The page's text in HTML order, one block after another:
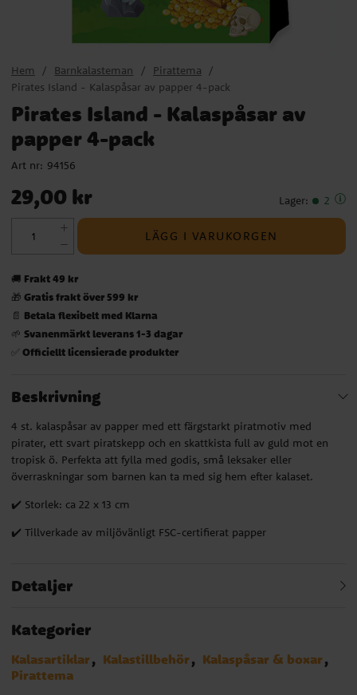
Hem Barnkalasteman
Pirattema
Pirates Island - Kalaspåsar av papper 4-pack
Pirates Island - Kalaspåsar av
papper 4-pack
Art nr: 94156
Pris: 29,00 kr
29,00 kr Lager: 2
LÄGG I VARUKORGEN
🚚 Frakt 49 kr
🎁 Gratis frakt över 599 kr
📄 Betala flexibelt med Klarna
🌱 Svanenmärkt leverans 1-3 dagar
✅ Officiellt licensierade produkter
Beskrivning
4 st. kalaspåsar av papper med ett färgstarkt piratmotiv med
pirater, ett svart piratskepp och en skattkista full av guld mot en
tropisk ö. Perfekta att fylla med godis, små leksaker eller
överraskningar som barnen kan ta med sig hem efter kalaset.
✔️ Storlek: ca 22 x 13 cm
✔️ Tillverkade av miljövänligt FSC-certifierat papper
Detaljer
Kategorier
Kalasartiklar Kalastillbehör
Kalaspåsar & boxar
Pirattema